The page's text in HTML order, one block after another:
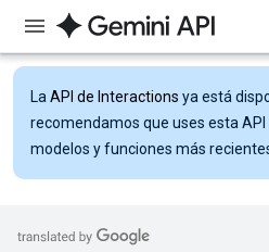
La API de Interactions ya está
recomendamos que uses esta
modelos y funciones más